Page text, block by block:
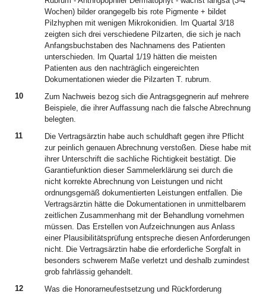
Wochen) bilder orangegelb bis rote Pigmente + bildet
Pilzhyphen mit wenigen Mikrokonidien. Im Quartal 3/18
zeigten sich drei verschiedene Pilzarten, die sich je nach
Anfangsbuchstaben des Nachnamens des Patienten
unterschieden. Im Quartal 1/19 hätten die meisten
Patienten aus den nachträglich eingereichten
Dokumentationen wieder die Pilzarten T. rubrum.
10
Zum Nachweis bezog sich die Antragsgegnerin auf mehrere
Beispiele, die ihrer Auffassung nach die falsche Abrechnung
belegten.
11
Die Vertragsärztin habe auch schuldhaft gegen ihre Pflicht
zur peinlich genauen Abrechnung verstoßen. Diese habe mit
ihrer Unterschrift die sachliche Richtigkeit bestätigt. Die
Garantiefunktion dieser Sammelerklärung sei durch die
nicht korrekte Abrechnung von Leistungen und nicht
ordnungsgemäß dokumentierten Leistungen entfallen. Die
Vertragsärztin hätte die Dokumentationen in unmittelbarem
zeitlichen Zusammenhang mit der Behandlung vornehmen
müssen. Das Erstellen von Aufzeichnungen aus Anlass
einer Plausibilitätsprüfung entspreche diesen Anforderungen
nicht. Die Vertragsärztin habe die erforderliche Sorgfalt in
besonders schwerem Maße verletzt und deshalb zumindest
grob fahrlässig gehandelt.
12
Was die Honorarneufestsetzung und Rückforderung